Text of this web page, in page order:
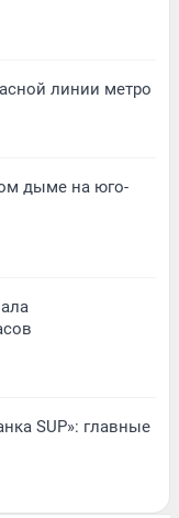
линии метро
дыме на юго-
SUP»: главные